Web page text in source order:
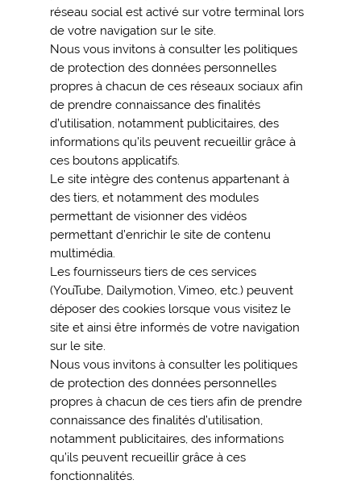
réseau social est activé sur votre terminal lors
de votre navigation sur le site.
Nous vous invitons à consulter les politiques
de protection des données personnelles
propres à chacun de ces réseaux sociaux afin
de prendre connaissance des finalités
d’utilisation, notamment publicitaires, des
informations qu’ils peuvent recueillir grâce à
ces boutons applicatifs.
Le site intègre des contenus appartenant à
des tiers, et notamment des modules
permettant de visionner des vidéos
permettant d’enrichir le site de contenu
multimédia.
Les fournisseurs tiers de ces services
(YouTube, Dailymotion, Vimeo, etc.) peuvent
déposer des cookies lorsque vous visitez le
site et ainsi être informés de votre navigation
sur le site.
Nous vous invitons à consulter les politiques
de protection des données personnelles
propres à chacun de ces tiers afin de prendre
connaissance des finalités d’utilisation,
notamment publicitaires, des informations
qu’ils peuvent recueillir grâce à ces
fonctionnalités.